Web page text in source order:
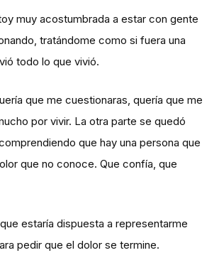
muy acostumbrada a estar con gente
tratándome como si fuera una
todo lo que vivió.
que me cuestionaras, quería que me
por vivir. La otra parte se quedó
que hay una persona que
que no conoce. Que confía, que
estaría dispuesta a representarme
pedir que el dolor se termine.